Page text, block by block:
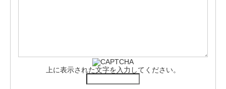
上に表示された文字を入力してください。